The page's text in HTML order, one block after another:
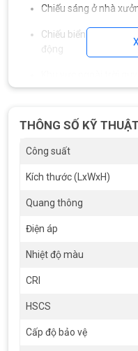
Chiếu sáng ở nhà
Chiếu biển ở biển
động
bãi container
định, không chói, không bị
người và phương tiện di
THÔNG SỐ KỸ THUẬT
Công suất
Kích thước (LxWxH)
Quang thông
Điện áp
Nhiệt độ màu
CRI
HSCS
Cấp độ bảo vệ